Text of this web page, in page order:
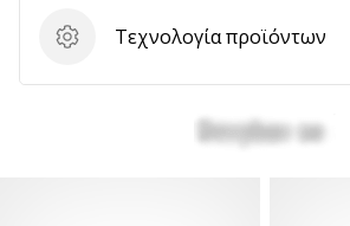
Τεχνολογία προϊόντων
Τεχνολογία προϊόντων